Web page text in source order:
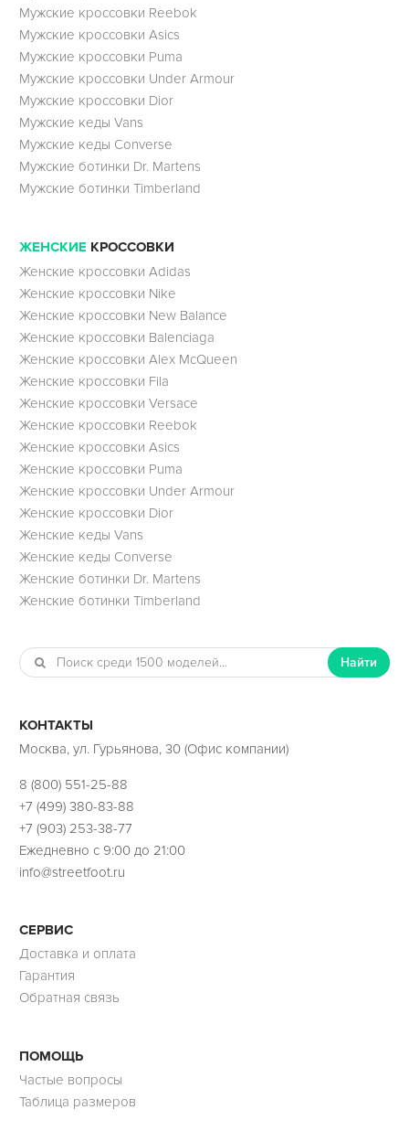
Мужские кроссовки Reebok
Мужские кроссовки Asics
Мужские кроссовки Puma
Мужские кроссовки Under Armour
Мужские кроссовки Dior
Мужские кеды Vans
Мужские кеды Converse
Мужские ботинки Dr. Martens
Мужские ботинки Timberland
ЖЕНСКИЕ КРОССОВКИ
Женские кроссовки Adidas
Женские кроссовки Nike
Женские кроссовки New Balance
Женские кроссовки Balenciaga
Женские кроссовки Alex McQueen
Женские кроссовки Fila
Женские кроссовки Versace
Женские кроссовки Reebok
Женские кроссовки Asics
Женские кроссовки Puma
Женские кроссовки Under Armour
Женские кроссовки Dior
Женские кеды Vans
Женские кеды Converse
Женские ботинки Dr. Martens
Женские ботинки Timberland
Найти
КОНТАКТЫ
Москва, ул. Гурьянова, 30 (Офис компании)
8 (800) 551-25-88
+7 (499) 380-83-88
+7 (903) 253-38-77
Ежедневно с 9:00 до 21:00
info@streetfoot.ru
СЕРВИС
Доставка и оплата
Гарантия
Обратная связь
ПОМОЩЬ
Частые вопросы
Таблица размеров